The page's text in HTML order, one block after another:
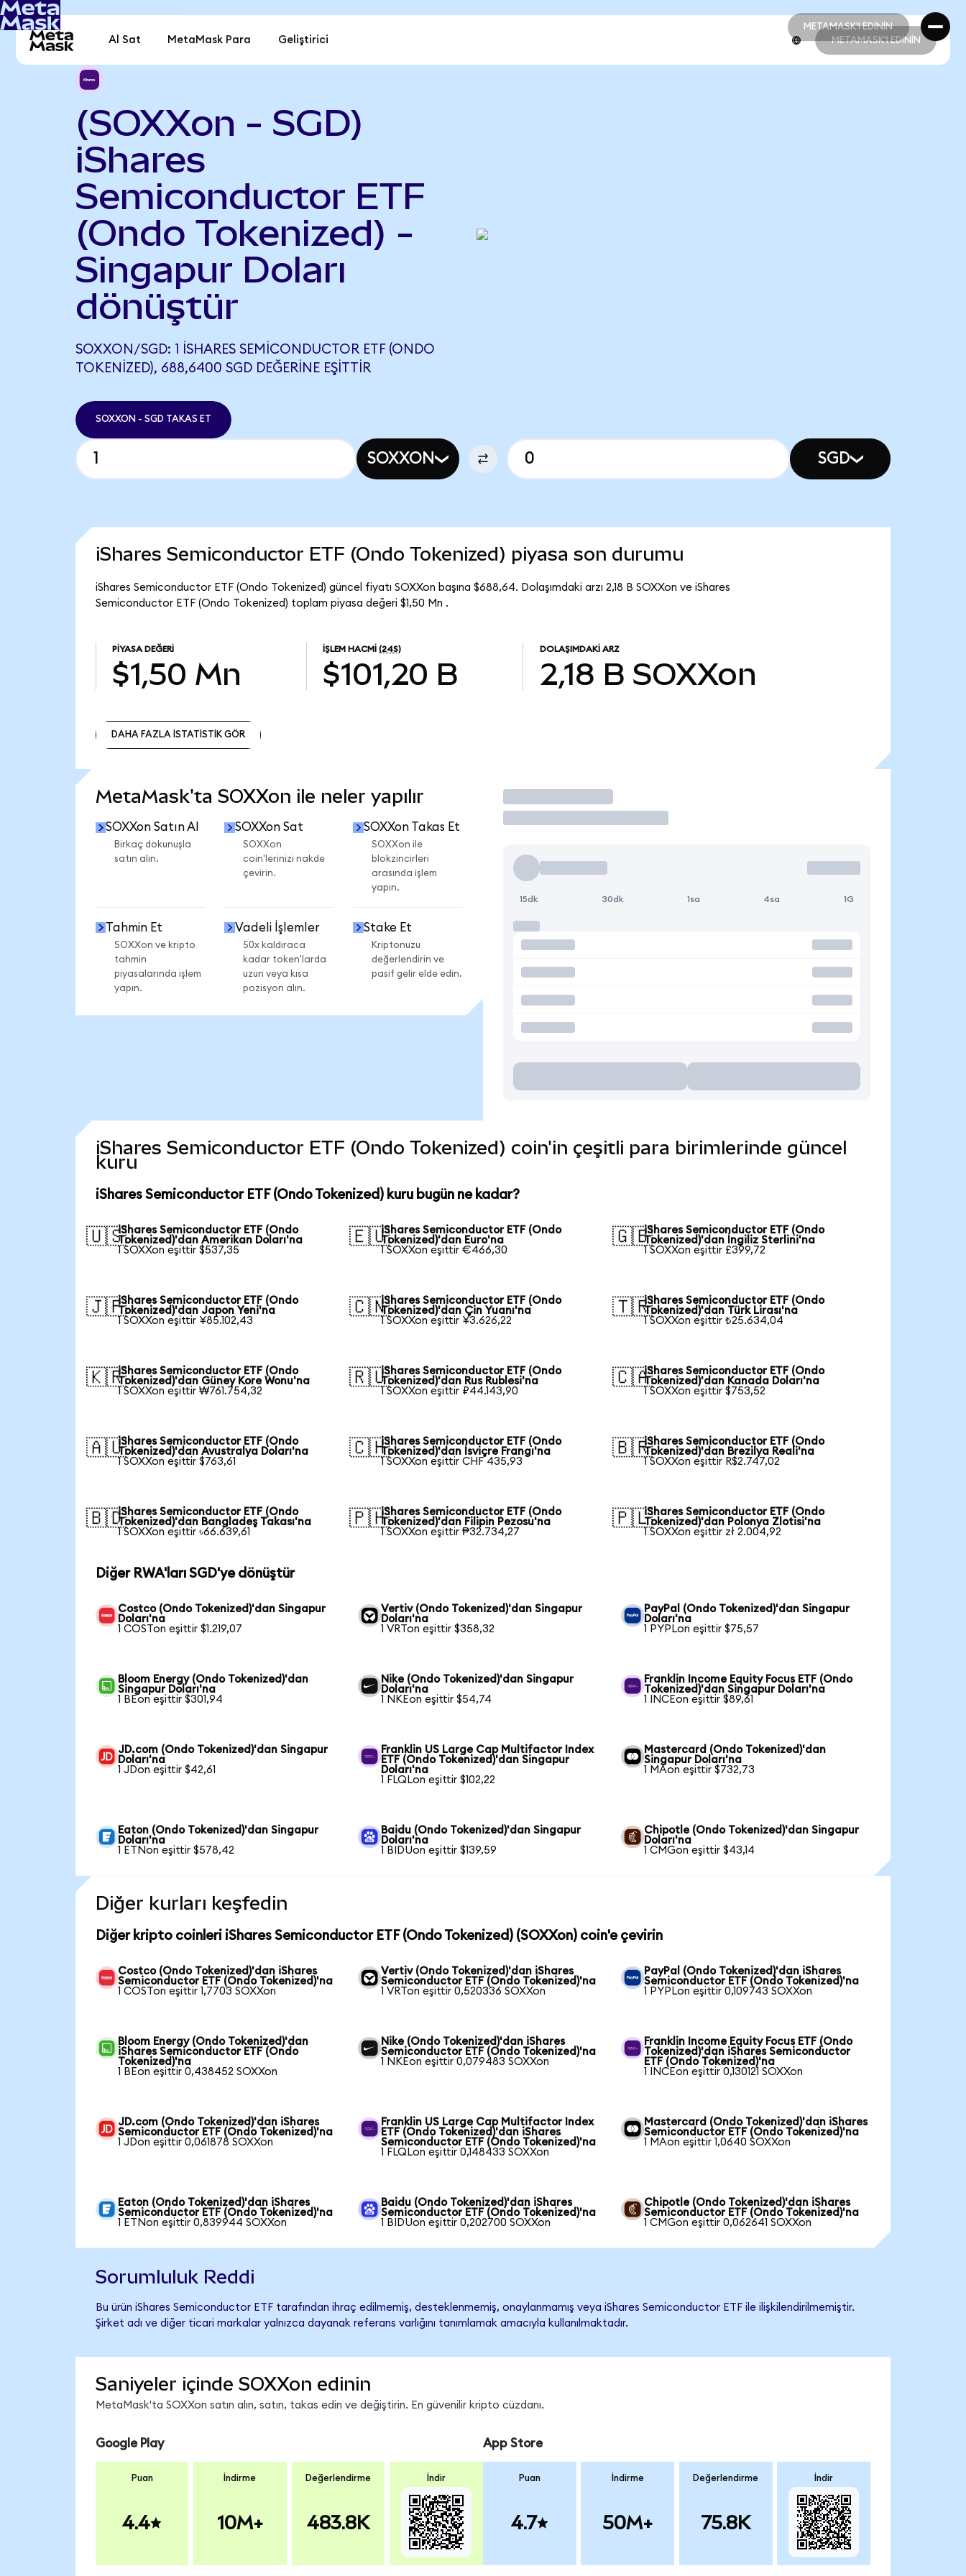
METAMASK'I EDİNİN
METAMASK'I EDİNİN
Al Sat MetaMask Para Geliştirici METAMASK'I EDİNİN
(SOXXon - SGD)
iShares
Semiconductor ETF
(Ondo Tokenized) -
Singapur Doları
dönüştür
SOXXON/SGD: 1 ISHARES SEMICONDUCTOR ETF (ONDO
TOKENIZED), 688,6400 SGD DEĞERINE EŞITTIR
SOXXON - SGD TAKAS ET
SOXXON SGD
iShares Semiconductor ETF (Ondo Tokenized) piyasa son durumu
iShares Semiconductor ETF (Ondo Tokenized) güncel fiyatı SOXXon başına $688,64. Dolaşımdaki arzı 2,18 B SOXXon ve iShares
Semiconductor ETF (Ondo Tokenized) toplam piyasa değeri $1,50 Mn .
PIYASA DEĞERI
$1,50 Mn
İŞLEM HACMI (24S)
$101,20 B
DOLAŞIMDAKI ARZ
2,18 B SOXXon
DAHA FAZLA İSTATİSTİK GÖR
MetaMask'ta SOXXon ile neler yapılır
SOXXon Satın Al
Birkaç dokunuşla
satın alın.
SOXXon Sat
SOXXon
coin'lerinizi nakde
çevirin.
SOXXon Takas Et
SOXXon ile
blokzincirleri
arasında işlem
yapın.
Tahmin Et
SOXXon ve kripto
tahmin
piyasalarında işlem
yapın.
Vadeli İşlemler
50x kaldıraca
kadar token'larda
uzun veya kısa
pozisyon alın.
Stake Et
Kriptonuzu
değerlendirin ve
pasif gelir elde edin.
İşlem Yap
15dk 30dk 1sa 4sa 1G
iShares Semiconductor ETF (Ondo Tokenized) coin'in çeşitli para birimlerinde güncel
kuru
iShares Semiconductor ETF (Ondo Tokenized) kuru bugün ne kadar?
🇺🇸iShares Semiconductor ETF (Ondo
Tokenized)'dan Amerikan Doları'na
1 SOXXon eşittir $537,35
🇪🇺iShares Semiconductor ETF (Ondo
Tokenized)'dan Euro'na
1 SOXXon eşittir €466,30
🇬🇧iShares Semiconductor ETF (Ondo
Tokenized)'dan İngiliz Sterlini'na
1 SOXXon eşittir £399,72
🇯🇵iShares Semiconductor ETF (Ondo
Tokenized)'dan Japon Yeni'na
1 SOXXon eşittir ¥85.102,43
🇨🇳iShares Semiconductor ETF (Ondo
Tokenized)'dan Çin Yuanı'na
1 SOXXon eşittir ¥3.626,22
🇹🇷iShares Semiconductor ETF (Ondo
Tokenized)'dan Türk Lirası'na
1 SOXXon eşittir ₺25.634,04
🇰🇷iShares Semiconductor ETF (Ondo
Tokenized)'dan Güney Kore Wonu'na
1 SOXXon eşittir ₩761.754,32
🇷🇺iShares Semiconductor ETF (Ondo
Tokenized)'dan Rus Rublesi'na
1 SOXXon eşittir ₽44.143,90
🇨🇦iShares Semiconductor ETF (Ondo
Tokenized)'dan Kanada Doları'na
1 SOXXon eşittir $753,52
🇦🇺iShares Semiconductor ETF (Ondo
Tokenized)'dan Avustralya Doları'na
1 SOXXon eşittir $763,61
🇨🇭iShares Semiconductor ETF (Ondo
Tokenized)'dan İsviçre Frangı'na
1 SOXXon eşittir CHF 435,93
🇧🇷iShares Semiconductor ETF (Ondo
Tokenized)'dan Brezilya Reali'na
1 SOXXon eşittir R$2.747,02
🇧🇩iShares Semiconductor ETF (Ondo
Tokenized)'dan Bangladeş Takası'na
1 SOXXon eşittir ৳66.639,61
🇵🇭iShares Semiconductor ETF (Ondo
Tokenized)'dan Filipin Pezosu'na
1 SOXXon eşittir ₱32.734,27
🇵🇱iShares Semiconductor ETF (Ondo
Tokenized)'dan Polonya Zlotisi'na
1 SOXXon eşittir zł 2.004,92
Diğer RWA'ları SGD'ye dönüştür
Costco (Ondo Tokenized)'dan Singapur
Doları'na
1 COSTon eşittir $1.219,07
Vertiv (Ondo Tokenized)'dan Singapur
Doları'na
1 VRTon eşittir $358,32
PayPal (Ondo Tokenized)'dan Singapur
Doları'na
1 PYPLon eşittir $75,57
Bloom Energy (Ondo Tokenized)'dan
Singapur Doları'na
1 BEon eşittir $301,94
Nike (Ondo Tokenized)'dan Singapur
Doları'na
1 NKEon eşittir $54,74
Franklin Income Equity Focus ETF (Ondo
Tokenized)'dan Singapur Doları'na
1 INCEon eşittir $89,61
JD.com (Ondo Tokenized)'dan Singapur
Doları'na
1 JDon eşittir $42,61
Franklin US Large Cap Multifactor Index
ETF (Ondo Tokenized)'dan Singapur
Doları'na
1 FLQLon eşittir $102,22
Mastercard (Ondo Tokenized)'dan
Singapur Doları'na
1 MAon eşittir $732,73
Eaton (Ondo Tokenized)'dan Singapur
Doları'na
1 ETNon eşittir $578,42
Baidu (Ondo Tokenized)'dan Singapur
Doları'na
1 BIDUon eşittir $139,59
Chipotle (Ondo Tokenized)'dan Singapur
Doları'na
1 CMGon eşittir $43,14
Diğer kurları keşfedin
Diğer kripto coinleri iShares Semiconductor ETF (Ondo Tokenized) (SOXXon) coin'e çevirin
Costco (Ondo Tokenized)'dan iShares
Semiconductor ETF (Ondo Tokenized)'na
1 COSTon eşittir 1,7703 SOXXon
Vertiv (Ondo Tokenized)'dan iShares
Semiconductor ETF (Ondo Tokenized)'na
1 VRTon eşittir 0,520336 SOXXon
PayPal (Ondo Tokenized)'dan iShares
Semiconductor ETF (Ondo Tokenized)'na
1 PYPLon eşittir 0,109743 SOXXon
Bloom Energy (Ondo Tokenized)'dan
iShares Semiconductor ETF (Ondo
Tokenized)'na
1 BEon eşittir 0,438452 SOXXon
Nike (Ondo Tokenized)'dan iShares
Semiconductor ETF (Ondo Tokenized)'na
1 NKEon eşittir 0,079483 SOXXon
Franklin Income Equity Focus ETF (Ondo
Tokenized)'dan iShares Semiconductor
ETF (Ondo Tokenized)'na
1 INCEon eşittir 0,130121 SOXXon
JD.com (Ondo Tokenized)'dan iShares
Semiconductor ETF (Ondo Tokenized)'na
1 JDon eşittir 0,061878 SOXXon
Franklin US Large Cap Multifactor Index
ETF (Ondo Tokenized)'dan iShares
Semiconductor ETF (Ondo Tokenized)'na
1 FLQLon eşittir 0,148433 SOXXon
Mastercard (Ondo Tokenized)'dan iShares
Semiconductor ETF (Ondo Tokenized)'na
1 MAon eşittir 1,0640 SOXXon
Eaton (Ondo Tokenized)'dan iShares
Semiconductor ETF (Ondo Tokenized)'na
1 ETNon eşittir 0,839944 SOXXon
Baidu (Ondo Tokenized)'dan iShares
Semiconductor ETF (Ondo Tokenized)'na
1 BIDUon eşittir 0,202700 SOXXon
Chipotle (Ondo Tokenized)'dan iShares
Semiconductor ETF (Ondo Tokenized)'na
1 CMGon eşittir 0,062641 SOXXon
Sorumluluk Reddi
Bu ürün iShares Semiconductor ETF tarafından ihraç edilmemiş, desteklenmemiş, onaylanmamış veya iShares Semiconductor ETF ile ilişkilendirilmemiştir.
Şirket adı ve diğer ticari markalar yalnızca dayanak referans varlığını tanımlamak amacıyla kullanılmaktadır.
Saniyeler içinde SOXXon edinin
MetaMask'ta SOXXon satın alın, satın, takas edin ve değiştirin. En güvenilir kripto cüzdanı.
Google Play
Puan
4.4
İndirme
10M+
Değerlendirme
483.8K
İndir
App Store
Puan
4.7
İndirme
50M+
Değerlendirme
75.8K
İndir